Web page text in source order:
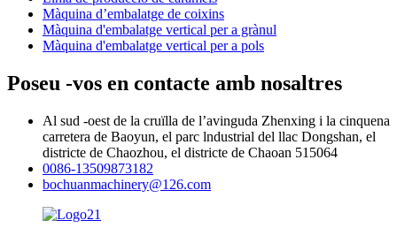
Màquina d’embalatge de coixins
Màquina d'embalatge vertical per a grànul
Màquina d'embalatge vertical per a pols
Poseu -vos en contacte amb nosaltres
Al sud -oest de la cruïlla de l’avinguda Zhenxing i la cinquena
carretera de Baoyun, el parc lndustrial del llac Dongshan, el
districte de Chaozhou, el districte de Chaoan 515064
0086-13509873182
bochuanmachinery@126.com